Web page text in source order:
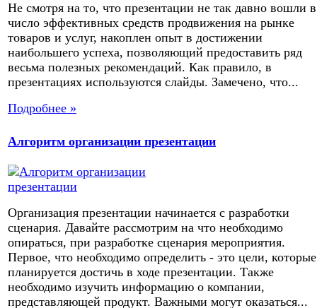
Не смотря на то, что презентации не так давно вошли в
число эффективных средств продвижения на рынке
товаров и услуг, накоплен опыт в достижении
наибольшего успеха, позволяющий предоставить ряд
весьма полезных рекомендаций. Как правило, в
презентациях используются слайды. Замечено, что...
Подробнее »
Алгоритм организации презентации
Организация презентации начинается с разработки
сценария. Давайте рассмотрим на что необходимо
опираться, при разработке сценария мероприятия.
Первое, что необходимо определить - это цели, которые
планируется достичь в ходе презентации. Также
необходимо изучить информацию о компании,
представляющей продукт. Важными могут оказаться...